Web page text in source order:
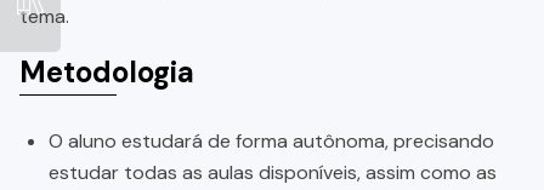
tema.
Metodologia
O aluno estudará de forma autônoma, precisando
estudar todas as aulas disponíveis, assim como as